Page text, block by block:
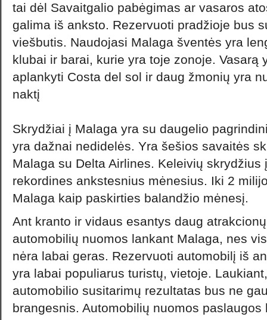
tai dėl Savaitgalio pabėgimas ar vasaros
galima iš anksto. Rezervuoti pradžioje bus
viešbutis. Naudojasi Malaga šventės yra
klubai ir barai, kurie yra toje zonoje. Vasarą
aplankyti Costa del sol ir daug žmonių yra
naktį
Skrydžiai į Malaga yra su daugelio
yra dažnai nedidelės. Yra šešios savaitės
Malaga su Delta Airlines. Keleivių
rekordines ankstesnius mėnesius. Iki 2
Malaga kaip paskirties balandžio mėnesį.
Ant kranto ir vidaus esantys daug
automobilių nuomos lankant Malaga, nes
nėra labai geras. Rezervuoti automobilį iš
yra labai populiarus turistų, vietoje.
automobilio susitarimų rezultatas bus ne
brangesnis. Automobilių nuomos